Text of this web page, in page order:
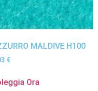
MALDIVE H100
€
Ora